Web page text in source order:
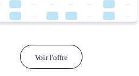
Voir l'offre